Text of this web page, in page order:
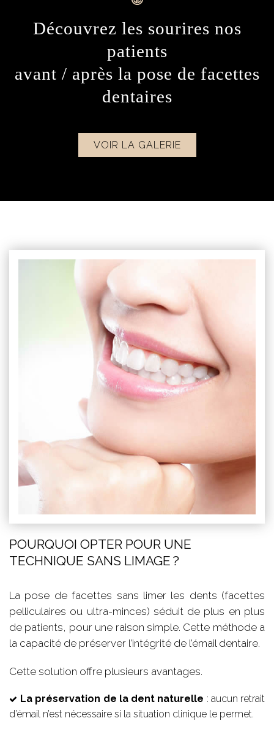
Découvrez les sourires nos
patients
avant / après la pose de facettes
dentaires
VOIR LA GALERIE
POURQUOI OPTER POUR UNE
TECHNIQUE SANS LIMAGE ?
La pose de facettes sans limer les dents (facettes
pelliculaires ou ultra-minces) séduit de plus en plus
de patients, pour une raison simple. Cette méthode a
la capacité de préserver l’intégrité de l’émail dentaire.
Cette solution offre plusieurs avantages.
La préservation de la dent naturelle : aucun retrait
d’émail n’est nécessaire si la situation clinique le permet.